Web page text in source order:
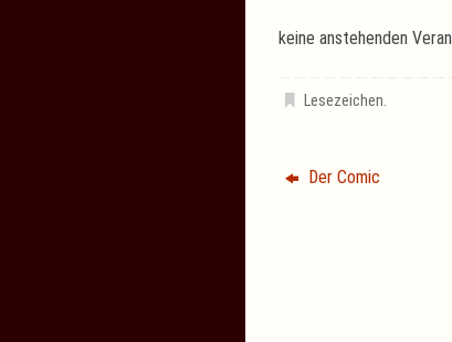
keine anstehenden
Lesezeichen.
Der Comic